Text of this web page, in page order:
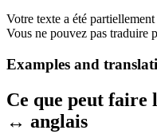
Votre texte a été
Vous ne pouvez pas traduire
Examples and
Ce que peut
↔ anglais